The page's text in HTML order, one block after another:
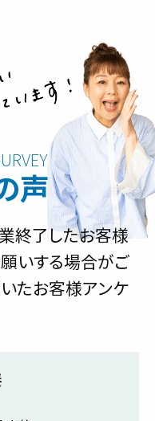
声
終了したお客様
いする場合がご
いたお客様アンケ